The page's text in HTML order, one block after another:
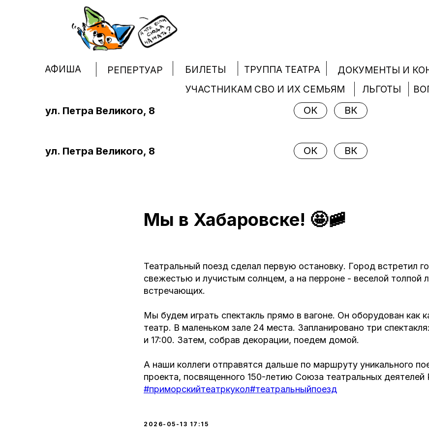
БИЛЕТЫ
РЕПЕРТУАР
АФИША
УЧАСТНИКАМ СВО И ИХ СЕМЬЯМ
ДОКУМЕНТЫ И
ул. Петра Великого, 8 ВК
ОК
ТРУППА ТЕАТРА
ЛЬГОТЫ
ул. Петра Великого, 8 ВК
ОК
Мы в Хабаровске! 🤩🚞
Театральный поезд сделал первую остановку. Город встретил
свежестью и лучистым солнцем, а на перроне - веселой толпой
встречающих.
Мы будем играть спектакль прямо в вагоне. Он оборудован как
театр. В маленьком зале 24 места. Запланировано три
и 17:00. Затем, собрав декорации, поедем домой.
А наши коллеги отправятся дальше по маршруту уникального
проекта, посвященного 150-летию Союза театральных деятелей
#приморскийтеатркукол#театральныйпоезд
2026-05-13 17:15